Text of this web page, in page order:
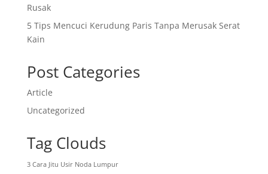
Rusak
5 Tips Mencuci Kerudung Paris Tanpa Merusak Serat
Kain
Post Categories
Article
Uncategorized
Tag Clouds
3 Cara Jitu Usir Noda Lumpur